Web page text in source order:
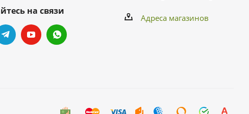
на связи
Адреса магазинов